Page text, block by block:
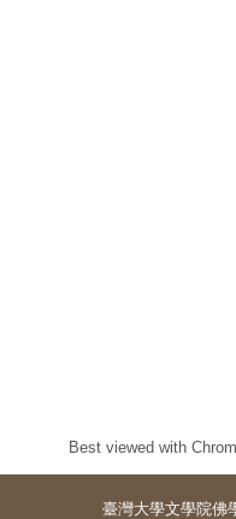
Best viewed with
臺灣大學文學院佛